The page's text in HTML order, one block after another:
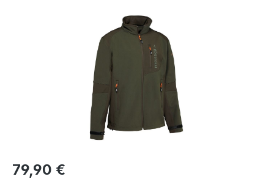
Bildergalerie überspringen
Regulärer Preis:
79,90 €